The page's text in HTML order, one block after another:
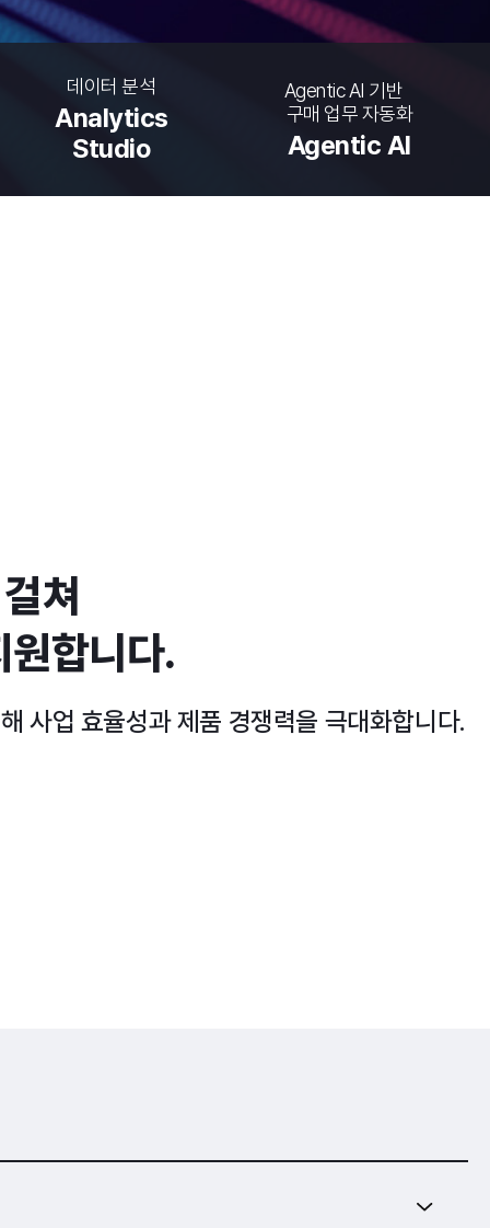
데이터 분석
Analytics
Studio
Agentic AI 기반
구매 업무 자동화
Agentic AI
쳐
원합니다.
사업 효율성과 제품 경쟁력을 극대화합니다.